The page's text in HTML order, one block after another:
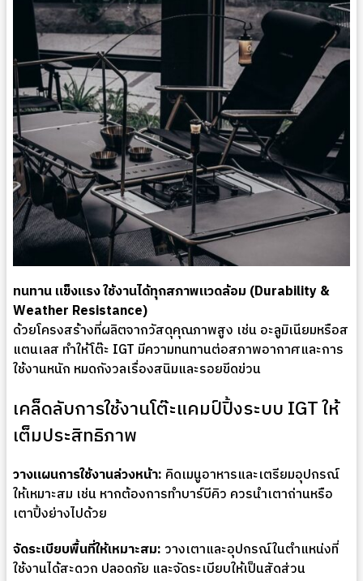
ทนทาน แข็งแรง ใช้งานได้ทุกสภาพแวดล้อม (Durability &
Weather Resistance)
ด้วยโครงสร้างที่ผลิตจากวัสดุคุณภาพสูง เช่น อะลูมิเนียมหรือส
แตนเลส ทำให้โต๊ะ IGT มีความทนทานต่อสภาพอากาศและการ
ใช้งานหนัก หมดกังวลเรื่องสนิมและรอยขีดข่วน
เคล็ดลับการใช้งานโต๊ะแคมป์ปิ้งระบบ IGT ให้
เต็มประสิทธิภาพ
วางแผนการใช้งานล่วงหน้า: คิดเมนูอาหารและเตรียมอุปกรณ์
ให้เหมาะสม เช่น หากต้องการทำบาร์บีคิว ควรนำเตาถ่านหรือ
เตาปิ้งย่างไปด้วย
จัดระเบียบพื้นที่ให้เหมาะสม:วางเตาและอุปกรณ์ในตำแหน่งที่
ใช้งานได้สะดวก ปลอดภัย และจัดระเบียบให้เป็นสัดส่วน